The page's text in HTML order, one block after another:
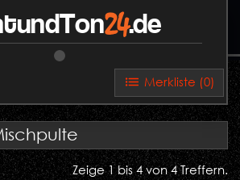
Merkliste (0)
24.de
Zeige 1 bis 4 von 4 Treffern.